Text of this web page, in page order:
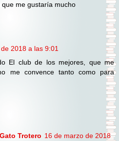
me gustaría mucho
2018 a las 9:01
El club de los mejores, que me
me convence tanto como para
Trotero 16 de marzo de 2018